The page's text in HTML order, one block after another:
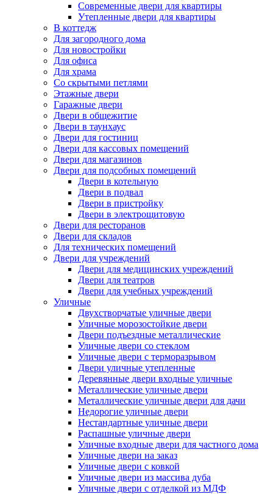
Современные двери для квартиры
Утепленные двери для квартиры
В коттедж
Для загородного дома
Для новостройки
Для офиса
Для храма
Со скрытыми петлями
Этажные двери
Гаражные двери
Двери в общежитие
Двери в таунхаус
Двери для гостиниц
Двери для кассовых помещений
Двери для магазинов
Двери для подсобных помещений
Двери в котельную
Двери в подвал
Двери в пристройку
Двери в электрощитовую
Двери для ресторанов
Двери для складов
Для технических помещений
Двери для учреждений
Двери для медицинских учреждений
Двери для театров
Двери для учебных учреждений
Уличные
Двухстворчатые уличные двери
Уличные морозостойкие двери
Двери подъездные металлические
Уличные двери со стеклом
Уличные двери с терморазрывом
Двери уличные утепленные
Деревянные двери входные уличные
Металлические уличные двери
Металлические уличные двери для дачи
Недорогие уличные двери
Нестандартные уличные двери
Распашные уличные двери
Уличные входные двери для частного дома
Уличные двери на заказ
Уличные двери с ковкой
Уличные двери из массива дуба
Уличные двери с отделкой из МДФ